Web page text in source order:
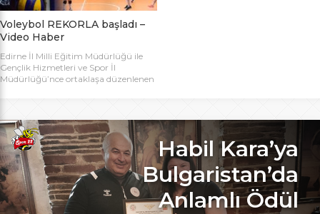
Voleybol REKORLA başladı –
Video Haber
Edirne İl Milli Eğitim Müdürlüğü ile
Gençlik Hizmetleri ve Spor İl
Müdürlüğü’nce ortaklaşa düzenlenen
rekoru kırıldı. REKOR KATILIMA
REKORLU AÇILIŞ Edirne Okullar
Arası Genç Kızlar A Kategorisi
Voleybol İl Şampiyonluğu maçlarına
bu yıl 8 grupta toplam […]
Habil Kara’ya
Bulgaristan’da
Anlamlı Ödül